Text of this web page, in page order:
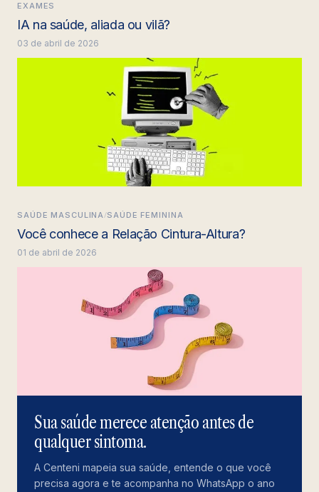
EXAMES
IA na saúde, aliada ou vilã?
03 de abril de 2026
SAÚDE MASCULINA/SAÚDE FEMININA
Você conhece a Relação Cintura-Altura?
01 de abril de 2026
Sua saúde merece atenção antes de
qualquer sintoma.
A Centeni mapeia sua saúde, entende o que você
precisa agora e te acompanha no WhatsApp o ano